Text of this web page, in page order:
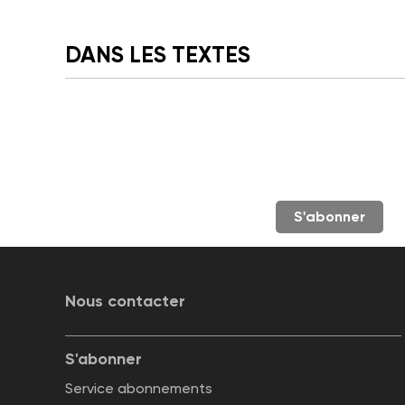
DANS LES TEXTES
S'abonner
Nous contacter
S'abonner
Service abonnements